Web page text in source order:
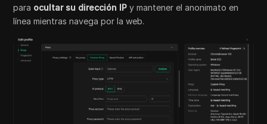
para ocultar su dirección IP y mantener el anonimato en
línea mientras navega por la web.